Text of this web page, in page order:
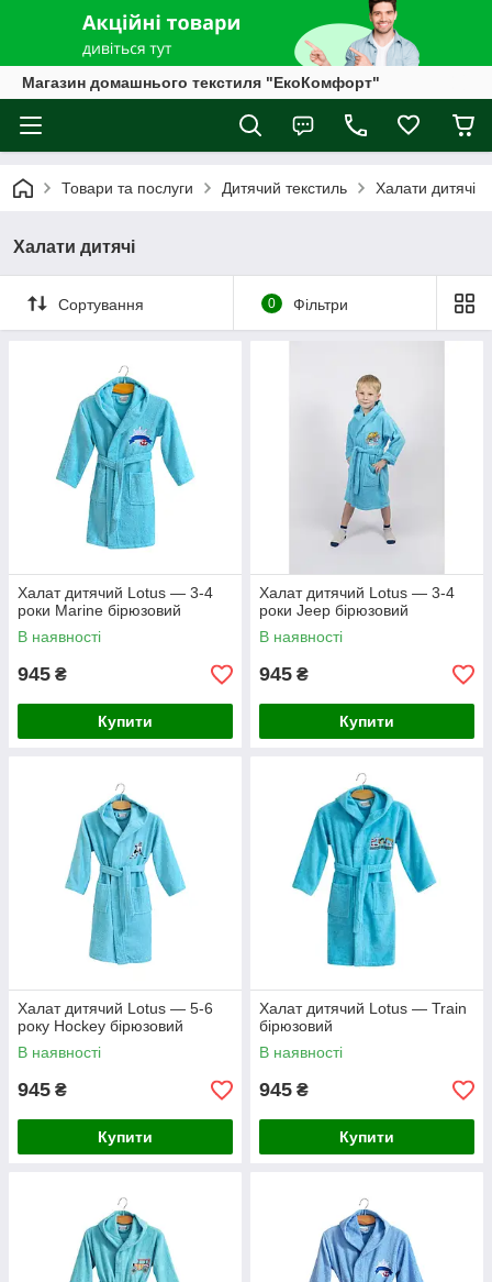
Магазин домашнього текстиля "ЕкоКомфорт"
Товари та послуги Дитячий текстиль Халати дитячі
Халати дитячі
Сортування 0 Фільтри
Халат дитячий Lotus — 3-4
роки Marine бірюзовий
В наявності
945 ₴
Купити
Халат дитячий Lotus — 3-4
роки Jeep бірюзовий
В наявності
945 ₴
Купити
Халат дитячий Lotus — 5-6
року Hockey бірюзовий
В наявності
945 ₴
Купити
Халат дитячий Lotus — Train
бірюзовий
В наявності
945 ₴
Купити